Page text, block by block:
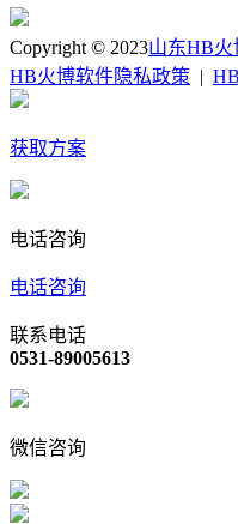
Copyright © 2023山东HB火
HB火博软件隐私政策
获取方案
电话咨询
电话咨询
联系电话
0531-89005613
微信咨询